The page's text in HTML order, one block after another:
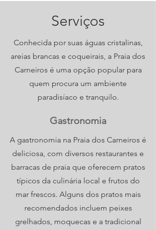
Serviços
Conhecida por suas águas cristalinas,
areias brancas e coqueirais, a Praia dos
Carneiros é uma opção popular para
quem procura um ambiente
paradisíaco e tranquilo.
Gastronomia
A gastronomia na Praia dos Carneiros é
deliciosa, com diversos restaurantes e
barracas de praia que oferecem pratos
típicos da culinária local e frutos do
mar frescos. Alguns dos pratos mais
recomendados incluem peixes
grelhados, moquecas e a tradicional